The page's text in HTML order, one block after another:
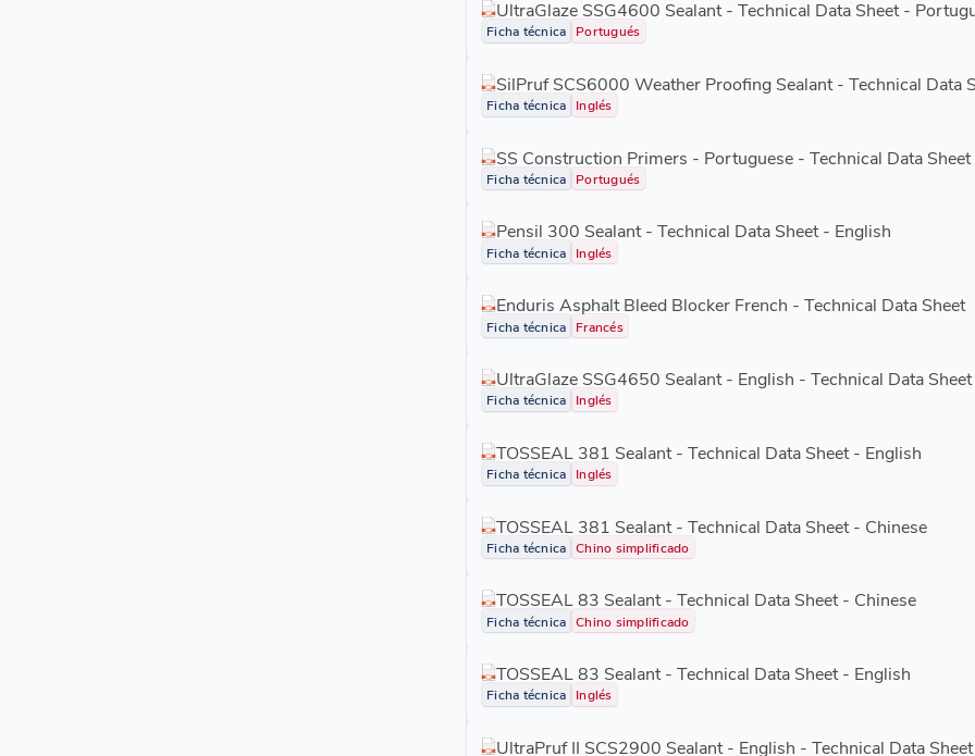
UltraGlaze SSG4600 Sealant - Technical Data Sheet -
Ficha técnica Portugués
SilPruf SCS6000 Weather Proofing Sealant - Technical Data
Ficha técnica Inglés
SS Construction Primers - Portuguese - Technical Data Sheet
Ficha técnica Portugués
Pensil 300 Sealant - Technical Data Sheet - English
Ficha técnica Inglés
Enduris Asphalt Bleed Blocker French - Technical Data Sheet
Ficha técnica Francés
UltraGlaze SSG4650 Sealant - English - Technical Data Sheet
Ficha técnica Inglés
TOSSEAL 381 Sealant - Technical Data Sheet - English
Ficha técnica Inglés
TOSSEAL 381 Sealant - Technical Data Sheet - Chinese
Ficha técnica Chino simplificado
TOSSEAL 83 Sealant - Technical Data Sheet - Chinese
Ficha técnica Chino simplificado
TOSSEAL 83 Sealant - Technical Data Sheet - English
Ficha técnica Inglés
UltraPruf II SCS2900 Sealant - English - Technical Data Sheet